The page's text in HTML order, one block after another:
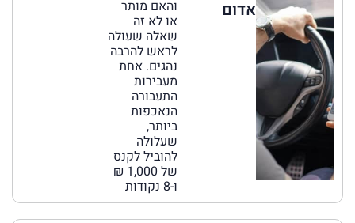
אדום והאם מותר
או לא זה
שאלה שעולה
לראש להרבה
נהגים. אחת
מעבירות
התעבורה
הנאכפות
ביותר,
שעלולה
להוביל לקנס
של 1,000 ₪
ו-8 נקודות